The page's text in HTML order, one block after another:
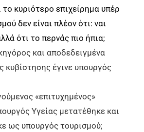
το κυριότερο επιχείρημα υπέρ
δεν είναι πλέον ότι: ναι
ότι το περνάς πιο ήπια;
και αποδεδειγμένα
κυβίστησης έγινε υπουργός
«επιτυχημένος»
Υγείας μετατέθηκε και
ως υπουργός τουρισμού;